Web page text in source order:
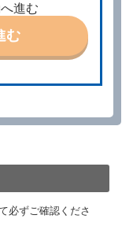
なければならな
貸渡契約（以下
、当社は、この
は、受領済の予
ます。
れたとき、又は貸
進む
む
必ずご確認くださ